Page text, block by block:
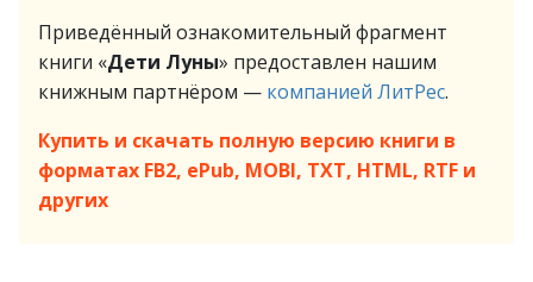
Приведённый ознакомительный фрагмент
книги «Дети Луны» предоставлен нашим
книжным партнёром — компанией ЛитРес.
Купить и скачать полную версию книги в
форматах FB2, ePub, MOBI, TXT, HTML, RTF и
других